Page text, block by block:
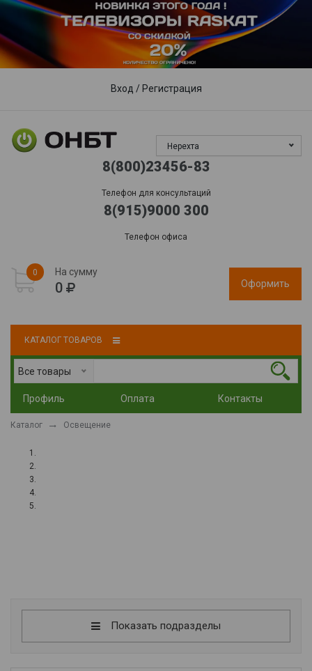
Пункты выдачи Доставка Гарантия, сервис
Обработка заказов:
пн-пт: 09:00 - 17:00,сб-вс: выходной
Вход / Регистрация
Нерехта
8(800)23456-83
Телефон для консультаций
8(915)9000 300
Телефон офиса
0 На сумму
0 Оформить
КАТАЛОГ ТОВАРОВ
Все товары
Профиль Оплата Контакты
Каталог Освещение
Показать подразделы